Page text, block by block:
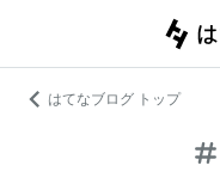
はてなブログ トップ